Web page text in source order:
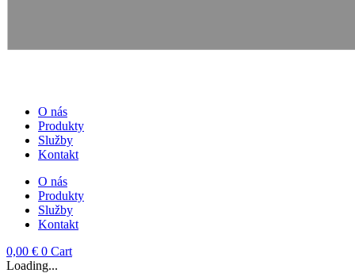
O nás
Produkty
Služby
Kontakt
O nás
Produkty
Služby
Kontakt
0,00 € 0 Cart
Loading...